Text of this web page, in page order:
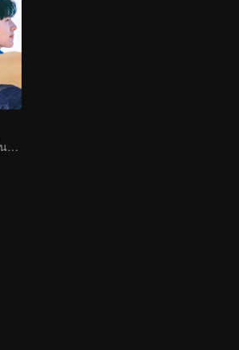
การผจญภัยของวัยรุ่นเริ่มต้นแล้ว